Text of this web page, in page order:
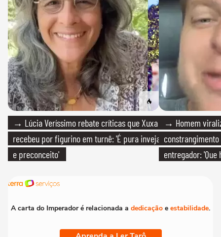
→ Lúcia Veríssimo rebate críticas que Xuxa
recebeu por figurino em turnê: 'É pura inveja
e preconceito'
→ Homem
entregador: 'Que
A carta do Imperador é relacionada a dedicação e estabilidade.